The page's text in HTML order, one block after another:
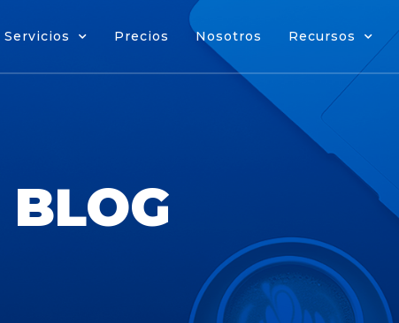
Servicios Precios Nosotros Recursos
Recursos
BLOG